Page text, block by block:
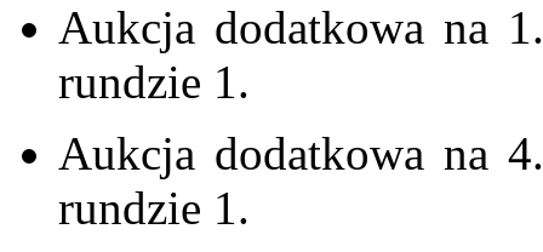
Aukcja dodatkowa na
rundzie 1.
Aukcja dodatkowa na
rundzie 1.